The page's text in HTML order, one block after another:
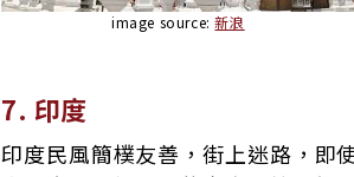
image source: 新浪
7. 印度
印度民風簡樸友善，街上迷路，即